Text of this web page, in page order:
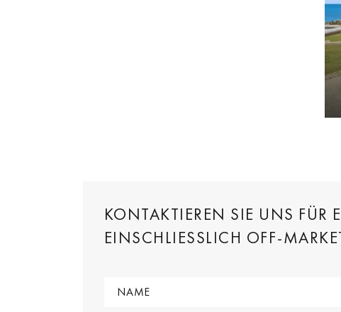
KONTAKTIEREN SIE UNS FÜR
EINSCHLIESSLICH OFF-